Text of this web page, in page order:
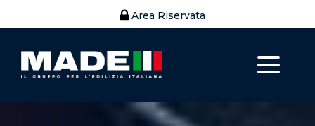
Area Riservata